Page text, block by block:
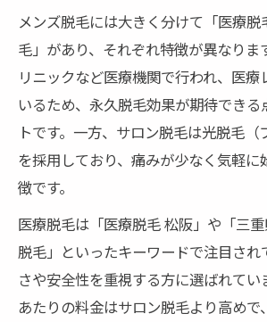
メンズ脱毛には大きく分けて「医療
毛」があり、それぞれ特徴が異なりま
リニックなど医療機関で行われ、医療
いるため、永久脱毛効果が期待できる
トです。一方、サロン脱毛は光脱毛（
を採用しており、痛みが少なく気軽に
徴です。
医療脱毛は「医療脱毛 松阪」や「三
脱毛」といったキーワードで注目され
さや安全性を重視する方に選ばれてい
あたりの料金はサロン脱毛より高めで